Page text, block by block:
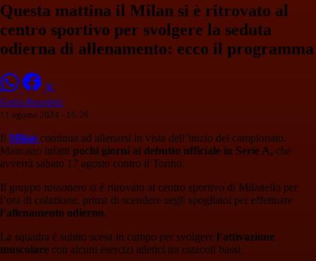
Questa mattina il Milan si è ritrovato al
centro sportivo per svolgere la seduta
odierna di allenamento: ecco il programma
Giulia Benedetti
11 agosto 2024 - 16:26
Il Milan continua ad allenarsi in vista dell’inizio del campionato.
Mancano infatti pochi giorni al debutto ufficiale in Serie A, che
avverrà sabato 17 agosto contro il Torino.
Il gruppo rossonero si è ritrovato al centro sportivo di Milanello per
l’ora di colazione, prima di scendere negli spogliatoi per effettuare
l’allenamento odierno.
La squadra è subito scesa in campo per svolgere l’attivazione
muscolare con alcuni esercizi atletici tra ostacoli bassi.